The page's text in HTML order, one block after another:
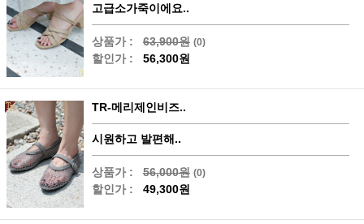
고급소가죽이에요..
상품가 : 63,900원 (0)
할인가 : 56,300원
TR-메리제인비즈..
시원하고 발편해..
상품가 : 56,000원 (0)
할인가 : 49,300원